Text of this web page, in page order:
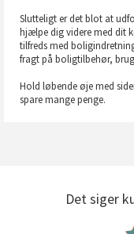
Slutteligt er det blot at
hjælpe dig videre med dit
tilfreds med
fragt på boligtilbehør,
Hold løbende øje med
spare mange penge.
Det siger